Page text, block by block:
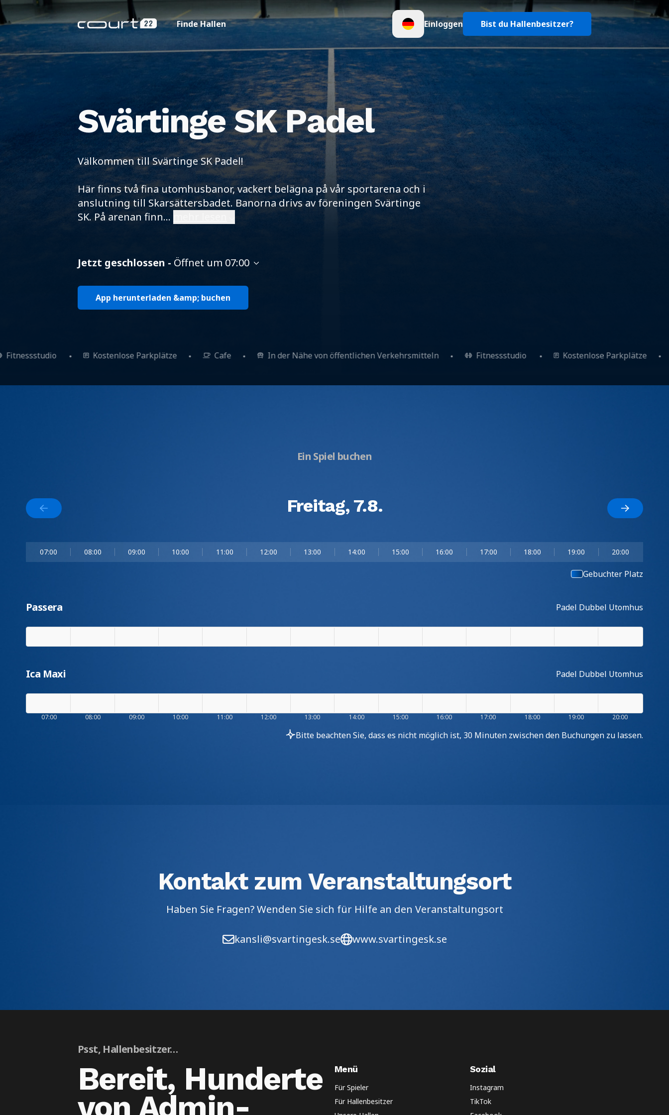
Finde Hallen Einloggen Bist du Hallenbesitzer?
Svärtinge SK Padel
Välkommen till Svärtinge SK Padel!
Här finns två fina utomhusbanor, vackert belägna på vår sportarena och i
anslutning till Skarsättersbadet. Banorna drivs av föreningen Svärtinge
SK. På arenan finn...
Jetzt geschlossen - Öffnet um 07:00
App herunterladen &amp; buchen
Fitnessstudio Kostenlose Parkplätze Cafe In der Nähe von öffentlichen Verkehrsmitteln Fitnessstudio Kostenlose Parkplätze
Ein Spiel buchen
Freitag, 7.8.
07:00 08:00 09:00 10:00 11:00 12:00 13:00 14:00 15:00 16:00 17:00 18:00 19:00 20:00
Gebuchter Platz
Passera Padel Dubbel Utomhus
Ica Maxi Padel Dubbel Utomhus
07:00 08:00 09:00 10:00 11:00 12:00 13:00 14:00 15:00 16:00 17:00 18:00 19:00 20:00
Bitte beachten Sie, dass es nicht möglich ist, 30 Minuten zwischen den Buchungen zu lassen.
Kontakt zum Veranstaltungsort
Haben Sie Fragen? Wenden Sie sich für Hilfe an den Veranstaltungsort
kansli@svartingesk.se www.svartingesk.se
Psst, Hallenbesitzer…
Bereit, Hunderte
von Admin-
Menü
Für Spieler
Für Hallenbesitzer
Sozial
Instagram
TikTok